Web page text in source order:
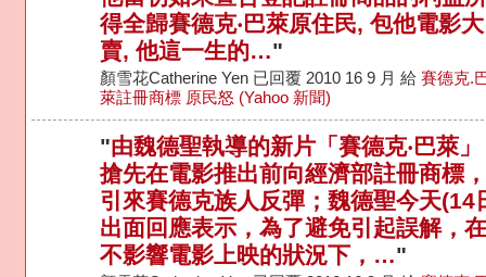
得全歸賽德克‧巴萊原住民, 包他電影大
賣, 他這一生的…"
顏雪花Catherine Yen 已回覆 2010 16 9 月 給 賽德克.
萊註冊商標 原民怒 (Yahoo 新聞)
"由魏德聖執導的新片「賽德克‧巴萊
搶先在電影推出前向經濟部註冊商標，
引來賽德克族人反彈；魏德聖今天(14
出面回應表示，為了避免引起誤解，在
不影響電影上映的狀況下，…"